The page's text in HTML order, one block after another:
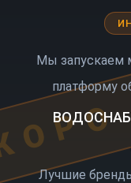
Мы запускаем
платформу
Лучшие